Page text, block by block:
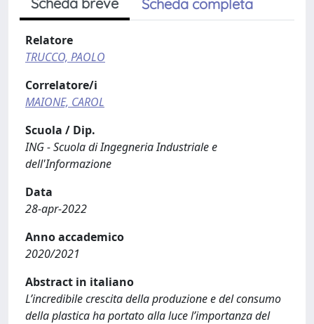
Scheda completa
Relatore
TRUCCO, PAOLO
Correlatore/i
MAIONE, CAROL
Scuola / Dip.
ING - Scuola di Ingegneria Industriale e
dell'Informazione
Data
28-apr-2022
Anno accademico
2020/2021
Abstract in italiano
L’incredibile crescita della produzione e del consumo
della plastica ha portato alla luce l’importanza del